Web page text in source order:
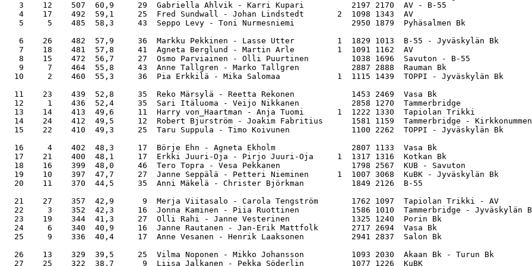
3    12    507  60,9     29  Gabriella Ahlvik - Karri Kupari          2197 2170  AV - B-
4    17    492  59,1     25  Fred Sundwall - Johan Lindstedt       2  1098 1343
5     5    485  58,3     43  Seppo Levy - Toni Nurmesniemi            2950 1879  Pyhäsalmen
6    26    482  57,9     36  Markku Pekkinen - Lasse Utter         1  1829 1013  B-55 - Jyväskylän
7    18    481  57,8     41  Agneta Berglund - Martin Arle         1  1091 1162
8    15    472  56,7     27  Osmo Parviainen - Olli Puurtinen         1038 1696  Savuton -
9     7    464  55,8     43  Anne Tallgren - Marko Tallgren           2887 2888  Rauman
10     2    460  55,3     36  Pia Erkkilä - Mika Salomaa            1  1115 1439  TOPPI - Jyväskylän
11    23    439  52,8     35  Reko Märsylä - Reetta Rekonen            1453 2469  Vasa
12     1    436  52,4     35  Sari Itäluoma - Veijo Nikkanen           2858 1270
13    14    413  49,6     11  Harry von_Haartman - Anja Tuomi       1  1222 1330  Tapiolan
14    24    412  49,5     12  Robert Bjurström - Joakim Fabritius      1581 1159  Tammerbridge -
15    22    410  49,3     25  Taru Suppula - Timo Koivunen             1100 2262  TOPPI - Jyväskylän
16     4    402  48,3     17  Börje Ehn - Agneta Ekholm                2807 1133  Vasa
17    21    400  48,1     17  Erkki Juuri-Oja - Pirjo Juuri-Oja     1  1317 1316  Kotkan
18    16    399  48,0     46  Tero Topra - Vesa Pekkanen               1798 2567  KUB -
19    10    397  47,7     27  Janne Seppälä - Petteri Nieminen      1  1007 3068  KuBK - Jyväskylän
20    11    370  44,5     35  Anni Mäkelä - Christer Björkman          1849 2126  B-
21    27    357  42,9      9  Merja Viitasalo - Carola Tengström       1762 1097  Tapiolan Trikki -
22     3    352  42,3     16  Jonna Kaminen - Piia Ruottinen           1586 1010  Tammerbridge - Jyväskylän
23    19    344  41,3     27  Olli Rahi - Janne Vesterinen             1325 1240  Porin
24     6    340  40,9     16  Janne Rautanen - Jan-Erik Mattfolk       2717 2694  Vasa
25     9    336  40,4     17  Anne Vesanen - Henrik Laaksonen          2941 2837  Salon
26    13    329  39,5     25  Vilma Noponen - Mikko Johansson          1093 2030  Akaan Bk - Turun
27    25    322  38,7      9  Liisa Jalkanen - Pekka Söderlin          1077 1226